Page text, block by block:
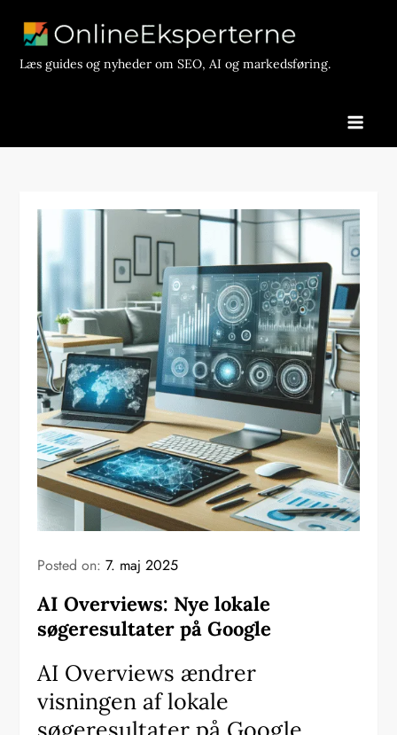
contentLæs guides og nyheder om SEO, AI og markedsføring.
Posted on:7. maj 2025
AI Overviews: Nye lokale
søgeresultater på Google
AI Overviews ændrer
visningen af lokale